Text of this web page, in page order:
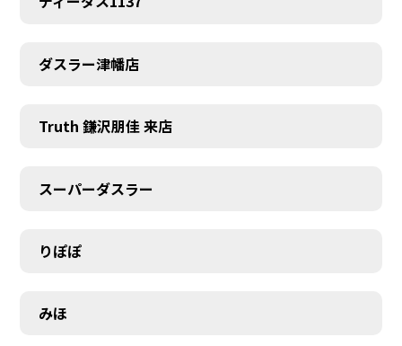
ダスラー津幡店
Truth 鎌沢朋佳 来店
スーパーダスラー
りぽぽ
みほ